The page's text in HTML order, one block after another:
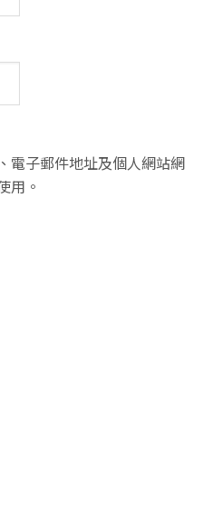
電子郵件地址及個人網站網
用。